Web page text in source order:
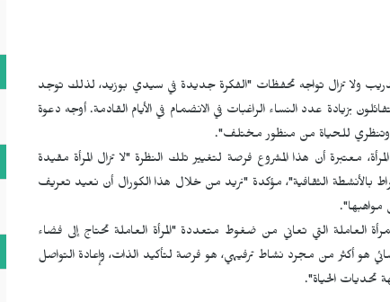
ولا تزال تواجه تحفظات "الفكرة جديدة في سيدي بوزيد، لذلك توجد
بزيادة عدد النساء الراغبات في الانضمام في الأيام القادمة. أوجه دعوة
وتنظري للحياة من منظور مختلف".
معتبرة أن هذا المشروع فرصة لتغيير تلك النظرة "لا تزال المرأة مقيدة
بالأنشطة الثقافية"، مؤكدة "نريد من خلال هذا الكورال أن نعيد تعريف
مواهبها".
التي تعاني من ضغوط متعددة "المرأة العاملة تحتاج إلى فضاء
هو أكثر من مجرد نشاط ترفيهي، هو فرصة لتأكيد الذات، وإعادة التواصل
تحديات الحياة".